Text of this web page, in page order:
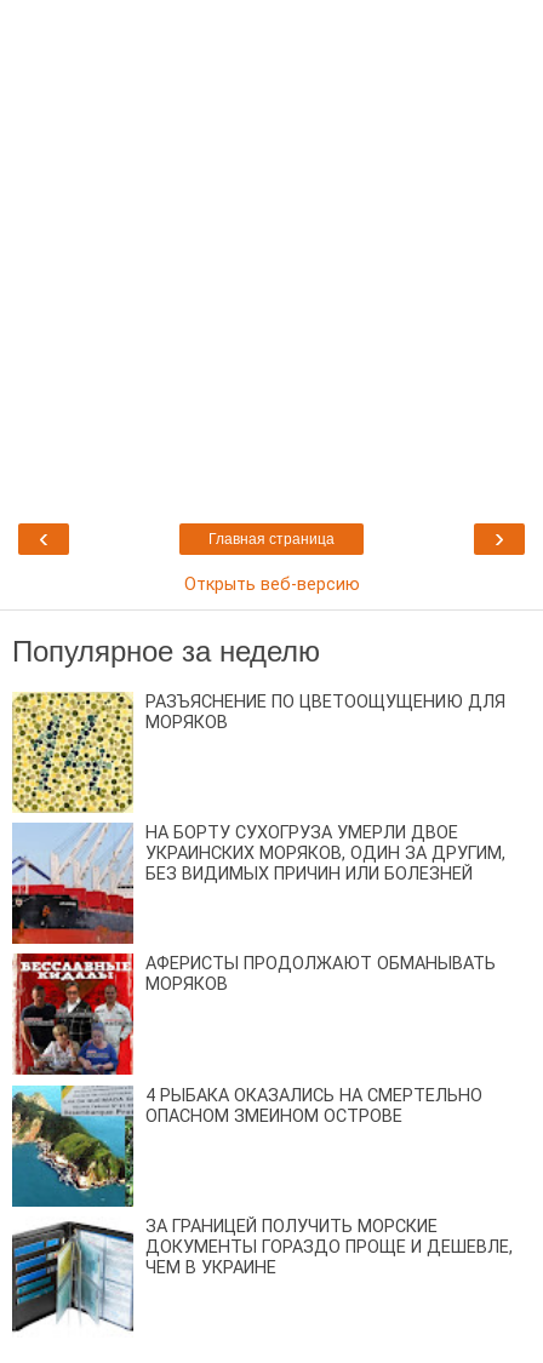
‹ ›
Главная страница
Открыть веб-версию
Популярное за неделю
РАЗЪЯСНЕНИЕ ПО ЦВЕТООЩУЩЕНИЮ ДЛЯ
МОРЯКОВ
НА БОРТУ СУХОГРУЗА УМЕРЛИ ДВОЕ
УКРАИНСКИХ МОРЯКОВ, ОДИН ЗА ДРУГИМ,
БЕЗ ВИДИМЫХ ПРИЧИН ИЛИ БОЛЕЗНЕЙ
АФЕРИСТЫ ПРОДОЛЖАЮТ ОБМАНЫВАТЬ
МОРЯКОВ
4 РЫБАКА ОКАЗАЛИСЬ НА СМЕРТЕЛЬНО
ОПАСНОМ ЗМЕИНОМ ОСТРОВЕ
ЗА ГРАНИЦЕЙ ПОЛУЧИТЬ МОРСКИЕ
ДОКУМЕНТЫ ГОРАЗДО ПРОЩЕ И ДЕШЕВЛЕ,
ЧЕМ В УКРАИНЕ